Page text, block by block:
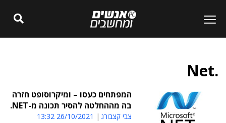
.Net
המפתחים כעסו – ומיקרוסופט חזרה
בה מההחלטה להסיר תכונה מ-NET.
צבי קצבורג 26/10/2021 13:32